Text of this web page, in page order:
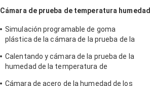
Cámara de prueba de temperatura humedad
Simulación programable de goma
plástica de la cámara de la prueba de la
natural
Calentando y cámara de la prueba de la
humedad de la temperatura de
Cámara de acero de la humedad de los